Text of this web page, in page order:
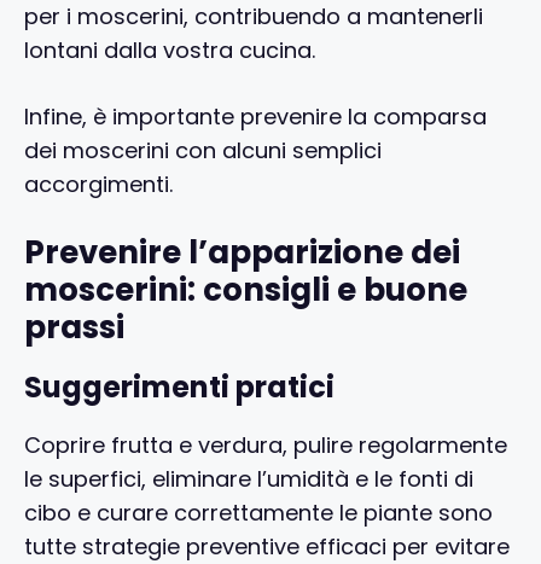
per i moscerini, contribuendo a mantenerli
lontani dalla vostra cucina.
Infine, è importante prevenire la comparsa
dei moscerini con alcuni semplici
accorgimenti.
Prevenire l’apparizione dei
moscerini: consigli e buone
prassi
Suggerimenti pratici
Coprire frutta e verdura, pulire regolarmente
le superfici, eliminare l’umidità e le fonti di
cibo e curare correttamente le piante sono
tutte strategie preventive efficaci per evitare